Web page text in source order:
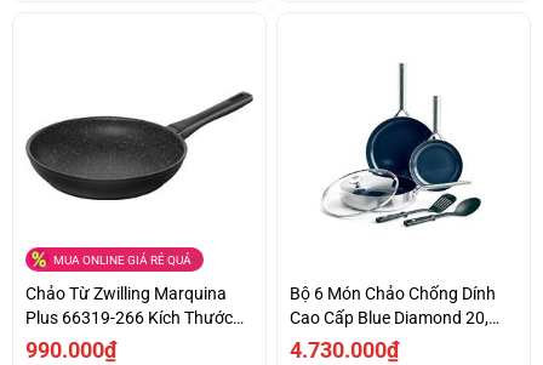
MUA ONLINE GIÁ RẺ QUÁ
Chảo Từ Zwilling Marquina
Plus 66319-266 Kích Thước
Lớn 26cm Made In Italy
990.000₫
Bộ 6 Món Chảo Chống Dính
Cao Cấp Blue Diamond 20,
2x28Cm & Nắp Kính, Xẻng,
4.730.000₫